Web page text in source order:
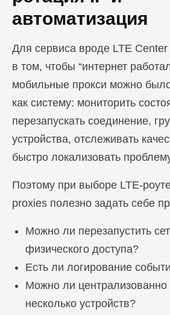
автоматизация
Для сервиса вроде LTE Center
в том, чтобы “интернет
мобильные прокси можно
как систему: мониторить
перезапускать соединение,
устройства, отслеживать
быстро локализовать
Поэтому при выборе LTE-
proxies полезно задать себе
Можно ли перезапустить
физического доступа?
Есть ли логирование
Можно ли централизованно
несколько устройств?